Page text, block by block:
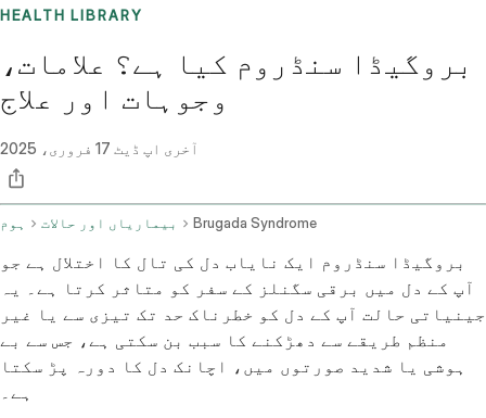
HEALTH LIBRARY
بروگیڈا سنڈروم کیا ہے؟ علامات،
وجوہات اور علاج
آخری اپ ڈیٹ 17 فروری، 2025
ہوم بیماریاں اور حالات Brugada Syndrome
بروگیڈا سنڈروم ایک نایاب دل کی تال کا اختلال ہے جو
آپ کے دل میں برقی سگنلز کے سفر کو متاثر کرتا ہے۔ یہ
جینیاتی حالت آپ کے دل کو خطرناک حد تک تیزی سے یا غیر
منظم طریقے سے دھڑکنے کا سبب بن سکتی ہے، جس سے بے
ہوشی یا شدید صورتوں میں، اچانک دل کا دورہ پڑ سکتا
ہے۔